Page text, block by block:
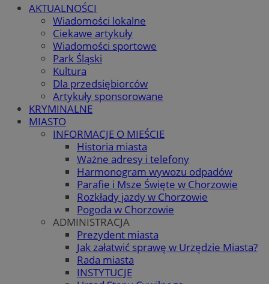
AKTUALNOŚCI
Wiadomości lokalne
Ciekawe artykuły
Wiadomości sportowe
Park Śląski
Kultura
Dla przedsiębiorców
Artykuły sponsorowane
KRYMINALNE
MIASTO
INFORMACJE O MIEŚCIE
Historia miasta
Ważne adresy i telefony
Harmonogram wywozu odpadów
Parafie i Msze Święte w Chorzowie
Rozkłady jazdy w Chorzowie
Pogoda w Chorzowie
ADMINISTRACJA
Prezydent miasta
Jak załatwić sprawę w Urzędzie Miasta?
Rada miasta
INSTYTUCJE